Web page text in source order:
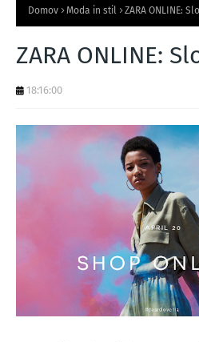
Domov Moda in stil ZARA ONLINE:
ZARA ONLINE:
18:16:00